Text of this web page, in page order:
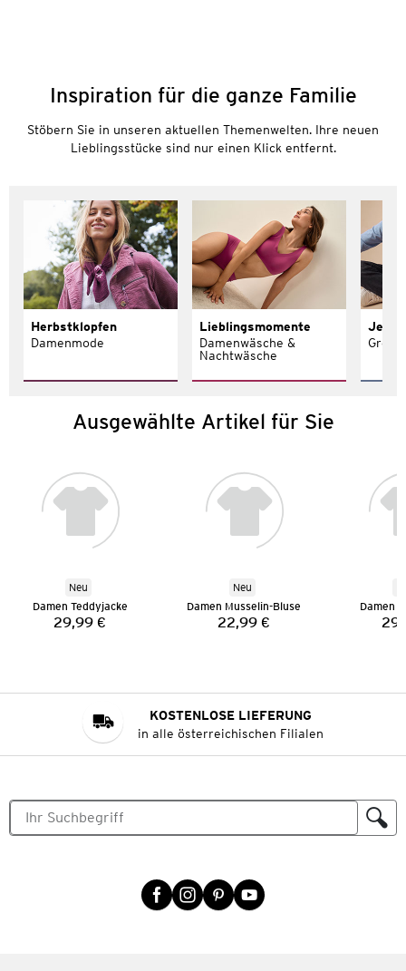
Inspiration für die ganze Familie
Stöbern Sie in unseren aktuellen Themenwelten. Ihre neuen
Lieblingsstücke sind nur einen Klick entfernt.
Herbstklopfen
Damenmode
Lieblingsmomente
Damenwäsche &
Nachtwäsche
Ausgewählte Artikel für Sie
Neu
Damen Teddyjacke
Preis:
29,99 €
Neu
Damen Musselin-Bluse
Preis:
22,99 €
Damen
KOSTENLOSE LIEFERUNG
in alle österreichischen Filialen